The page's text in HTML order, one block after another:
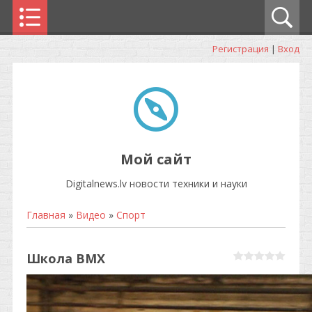
Регистрация | Вход
Мой сайт
Digitalnews.lv новости техники и науки
Главная » Видео » Спорт
Школа BMX